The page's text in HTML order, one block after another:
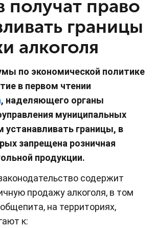
получат право
границы
алкоголя
по экономической политике
в первом чтении
, наделяющего органы
муниципальных
устанавливать границы, в
запрещена розничная
продукции.
содержит
продажу алкоголя, в том
на территориях,
к: